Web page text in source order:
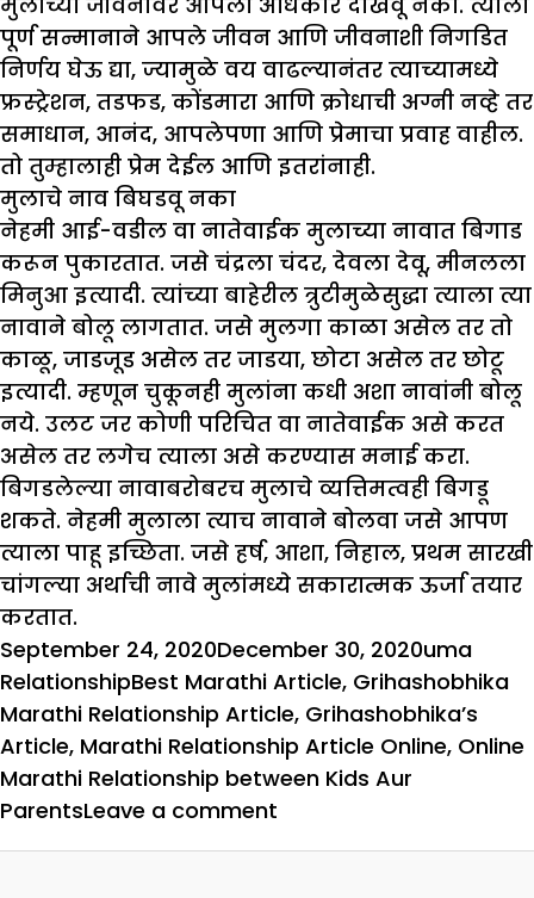
पूर्ण सन्मानाने आपले जीवन आणि जीवनाशी निगडित
निर्णय घेऊ द्या, ज्यामुळे वय वाढल्यानंतर त्याच्यामध्ये
फ्रस्ट्रेशन, तडफड, कोंडमारा आणि क्रोधाची अग्नी नव्हे तर
समाधान, आनंद, आपलेपणा आणि प्रेमाचा प्रवाह वाहील.
तो तुम्हालाही प्रेम देईल आणि इतरांनाही.
मुलाचे नाव बिघडवू नका
नेहमी आई-वडील वा नातेवाईक मुलाच्या नावात बिगाड
करून पुकारतात. जसे चंद्रला चंदर, देवला देवू, मीनलला
मिनुआ इत्यादी. त्यांच्या बाहेरील त्रुटीमुळेसुद्धा त्याला त्या
नावाने बोलू लागतात. जसे मुलगा काळा असेल तर तो
काळू, जाडजूड असेल तर जाडया, छोटा असेल तर छोटू
इत्यादी. म्हणून चुकूनही मुलांना कधी अशा नावांनी बोलू
नये. उलट जर कोणी परिचित वा नातेवाईक असे करत
असेल तर लगेच त्याला असे करण्यास मनाई करा.
बिगडलेल्या नावाबरोबरच मुलाचे व्यत्तिमत्वही बिगडू
शकते. नेहमी मुलाला त्याच नावाने बोलवा जसे आपण
त्याला पाहू इच्छिता. जसे हर्ष, आशा, निहाल, प्रथम सारखी
चांगल्या अर्थाची नावे मुलांमध्ये सकारात्मक ऊर्जा तयार
करतात.
Posted
on
September 24, 2020December 30, 2020Author
uma
RelationshipTags
Best Marathi Article, Grihashobhika
Marathi Relationship Article, Grihashobhika’s
Article, Marathi Relationship Article Online, Online
Marathi Relationship between Kids Aur
ParentsLeave a comment